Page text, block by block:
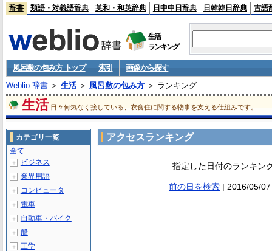
辞書 類語・対義語辞典 英和・和英辞典 日中中日辞典 日韓韓日辞典 古語
生活
ランキング
風呂敷の包み方 トップ 索引
画像から探す
Weblio 辞書＞ 生活＞ 風呂敷の包み方＞ ランキング
生活 日々何気なく接している、衣食住に関する物事を支える仕組みです。
アクセスランキング
指定した日付のランキン
前の日を検索| 2016/05/07
カテゴリ一覧
全て
＋ ビジネス
＋ 業界用語
＋ コンピュータ
＋ 電車
＋ 自動車・バイク
＋ 船
＋ 工学